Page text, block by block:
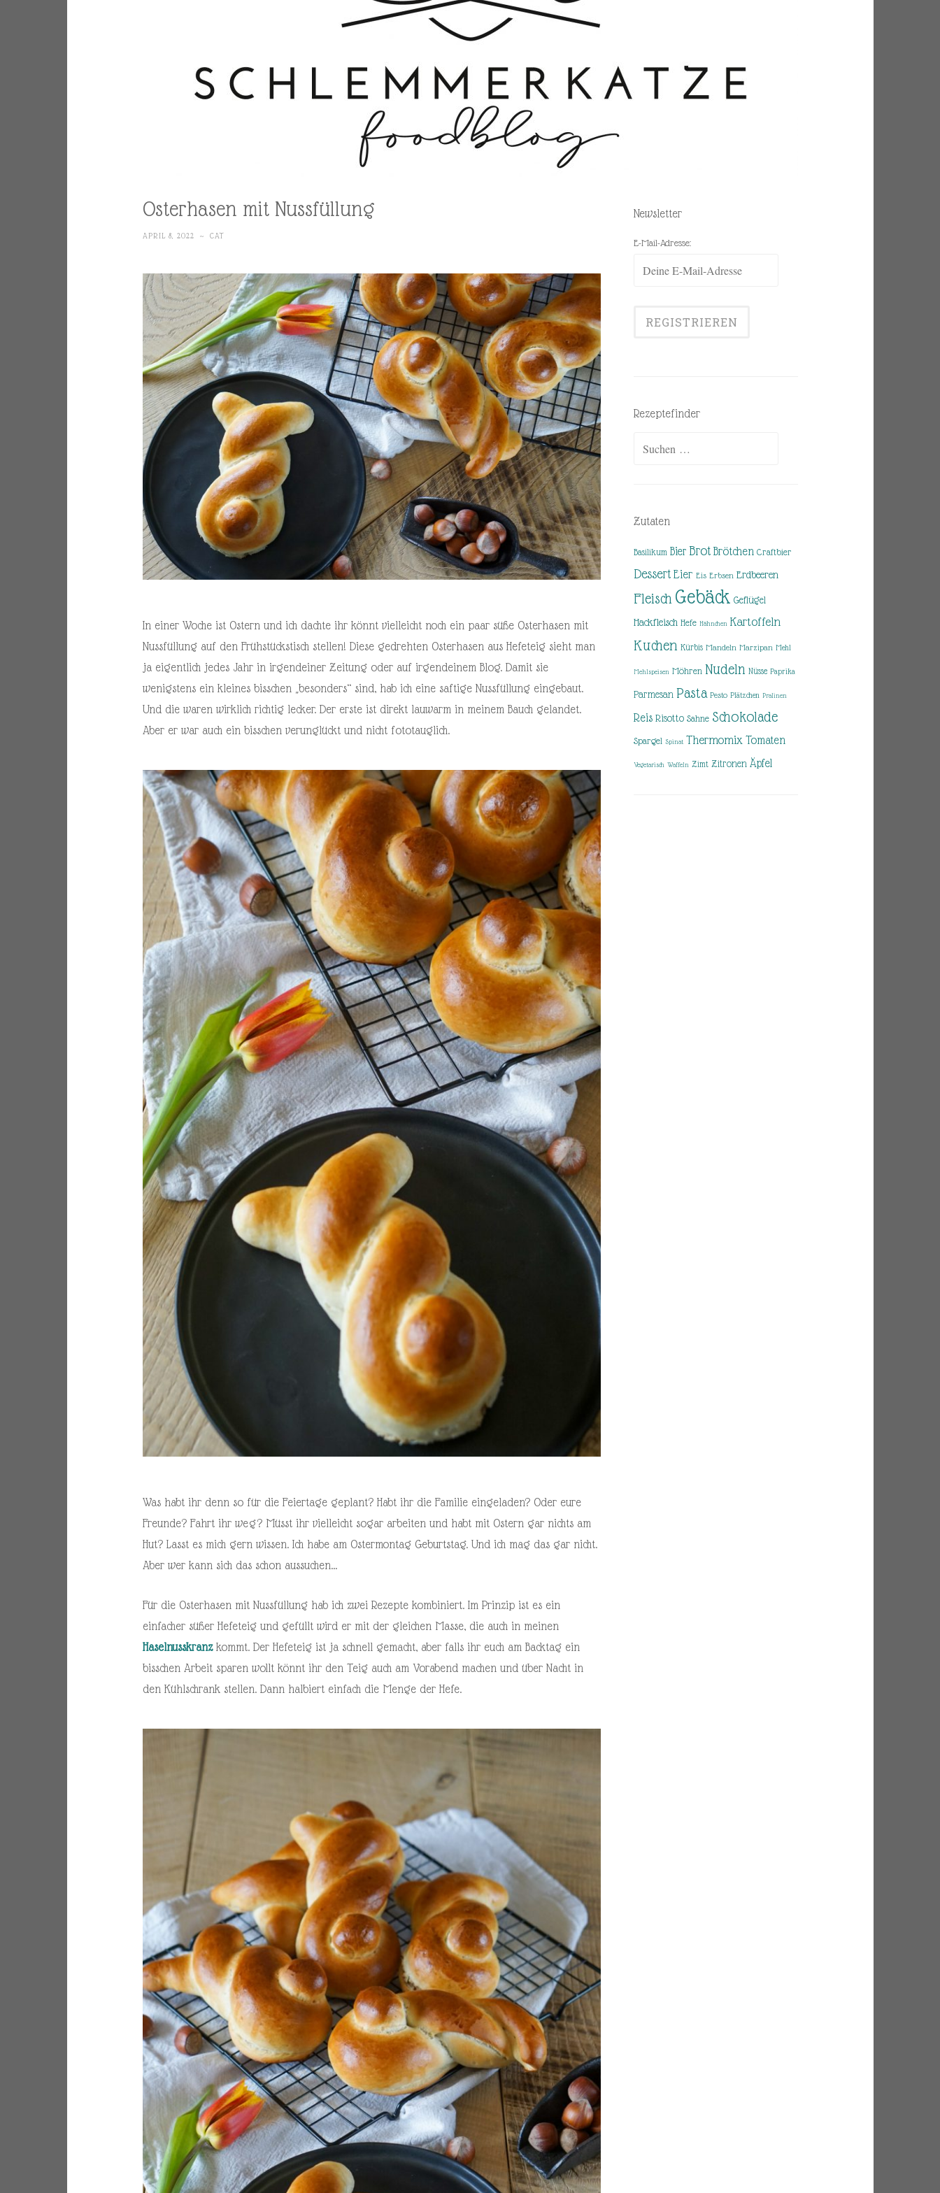
Osterhasen mit Nussfüllung
APRIL 8, 2022 ~ CAT
In einer Woche ist Ostern und ich dachte ihr könnt vielleicht noch ein paar süße Osterhasen mit
Nussfüllung auf den Frühstückstisch stellen! Diese gedrehten Osterhasen aus Hefeteig sieht man
ja eigentlich jedes Jahr in irgendeiner Zeitung oder auf irgendeinem Blog. Damit sie
wenigstens ein kleines bisschen „besonders“ sind, hab ich eine saftige Nussfüllung eingebaut.
Und die waren wirklich richtig lecker. Der erste ist direkt lauwarm in meinem Bauch gelandet.
Aber er war auch ein bisschen verunglückt und nicht fototauglich.
Was habt ihr denn so für die Feiertage geplant? Habt ihr die Familie eingeladen? Oder eure
Freunde? Fahrt ihr weg? Müsst ihr vielleicht sogar arbeiten und habt mit Ostern gar nichts am
Hut? Lasst es mich gern wissen. Ich habe am Ostermontag Geburtstag. Und ich mag das gar nicht.
Aber wer kann sich das schon aussuchen…
Für die Osterhasen mit Nussfüllung hab ich zwei Rezepte kombiniert. Im Prinzip ist es ein
einfacher süßer Hefeteig und gefüllt wird er mit der gleichen Masse, die auch in meinen
Haselnusskranzkommt. Der Hefeteig ist ja schnell gemacht, aber falls ihr euch am Backtag ein
bisschen Arbeit sparen wollt könnt ihr den Teig auch am Vorabend machen und über Nacht in
den Kühlschrank stellen. Dann halbiert einfach die Menge der Hefe.
Newsletter
E-Mail-Adresse:
Rezeptefinder
Zutaten
Basilikum Bier Brot Brötchen Craftbier
Dessert Eier Eis Erbsen Erdbeeren
Fleisch Gebäck Geflügel
Hackfleisch Hefe Hähnchen Kartoffeln
Kuchen Kürbis Mandeln Marzipan Mehl
Mehlspeisen Möhren Nudeln Nüsse Paprika
Parmesan Pasta Pesto Plätzchen Pralinen
Reis Risotto Sahne Schokolade
Spargel Spinat Thermomix Tomaten
Vegetarisch Waffeln Zimt Zitronen Äpfel